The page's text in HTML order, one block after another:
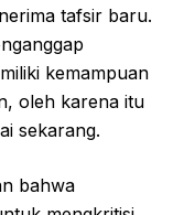
tafsir baru.
kemampuan
oleh karena itu
sekarang.
bahwa